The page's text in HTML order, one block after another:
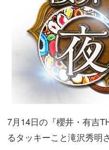
7月14日の『櫻井・有吉
るタッキーこと滝沢秀明